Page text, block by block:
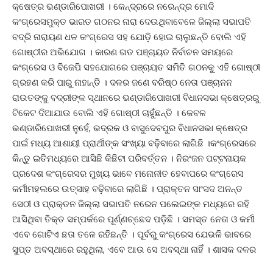
କ୍ଷେତ୍ର ଭଣ୍ଡାରିପୋଖରୀ । କେନ୍ଦ୍ରରେ ନରେନ୍ଦ୍ର ମୋଦି
କଂଗ୍ରେସମୁକ୍ତ ଭାରତ ଗଠନର ନାରା ଦେଉଥିବାବେଳେ ଜିଲ୍ଲା ସଭାପତି
ବଦ୍ରି ନାରାୟଣ ଧଳ କଂଗ୍ରେସ ସହ ଯୋଡ଼ି ହୋଇ ଚାଲୁଛନ୍ତି ବୋଲି ଏହି
ଗୋଷ୍ଠୀର ଅଭିଯୋଗ । କାରଣ ଗତ ପଞ୍ଚାୟତ ନିର୍ବାଚନ ସମୟରେ
କଂଗ୍ରେସ ଓ ବିଜେପି ସହଯୋଗରେ ପଞ୍ଚାୟତ ସମିତି ଗଠନକୁ ଏହି ଗୋଷ୍ଠୀ
ଗ୍ରହଣ କରି ପାରୁ ନାହାନ୍ତି । ଦଳର ଜଣେ ବରିଷ୍ଠ ନେତା ପଞ୍ଚାନନ
ରାଉତଙ୍କୁ ବଦ୍ରୀଙ୍କ ସ୍ଥାନରେ ଭଣ୍ଡାରିପୋଖରୀ ବିଧାନସଭା କ୍ଷେତ୍ରରୁ
ଟିକେଟ ଦିଆଯାଉ ବୋଲି ଏହି ଗୋଷ୍ଠୀ ଚାହୁଁଛନ୍ତି । କେବଳ
ଭଣ୍ଡାରିପୋଖରୀ ନୁହେଁ, ଭଦ୍ରକ ଓ ବାସୁଦେବପୁର ବିଧାନସଭା କ୍ଷେତ୍ର
ପାଇଁ ମଧ୍ୟ ଆଶାୟୀ ପ୍ରାର୍ଥୀଙ୍କ ସଂଖ୍ୟା ବଢ଼ିବାରେ ଲାଗିଛି ।କଂଗ୍ରେସରେ
କିନ୍ତୁ ଇତିମଧ୍ୟରେ ଆସିଛି କିଛିଟା ପରିବର୍ତ୍ତନ । ନିରଂଜନ ପଟ୍ଟନାୟକ
ପ୍ରଦେଶ କଂଗ୍ରେସର ମୁଖ୍ୟ ଭାବେ ମନୋନୀତ ହେବାପରେ କଂଗ୍ରେସ
କର୍ମୀମହଲରେ ଉତ୍ସାହ ବଢ଼ିବାରେ ଲାଗିଛି । ପ୍ରାକ୍ତନ ସାଂସଦ ଅନନ୍ତ
ସେଠୀ ଓ ପ୍ରାକ୍ତନ ଜିଲ୍ଲା ସଭାପତି ନରେନ ପଲେଇଙ୍କ ମଧ୍ୟରେ ରହି
ଆସିଥିବା ତିକ୍ତ ସମ୍ପର୍କରେ ପୂର୍ଣ୍ଣଚ୍ଛେଦ ପଡ଼ିଛି । ସମସ୍ତ ନେତା ଓ କର୍ମୀ
ଏବେ ଗୋଟିଏ ଛତା ତଳେ ରହିଛନ୍ତି । ପୂର୍ବରୁ କଂଗ୍ରେସ ଯେଭଳି ଭାବରେ
ସୁପ୍ତ ଅବସ୍ଥାରେ ରହୁଥିଲା, ଏବେ ଆଉ ସେ ଅବସ୍ଥା ନାହିଁ । ଶାସକ ଦଳର